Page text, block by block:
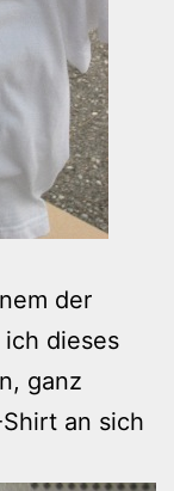
der
dieses
ganz
an sich